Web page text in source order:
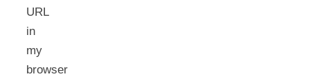
URL
in
my
browser